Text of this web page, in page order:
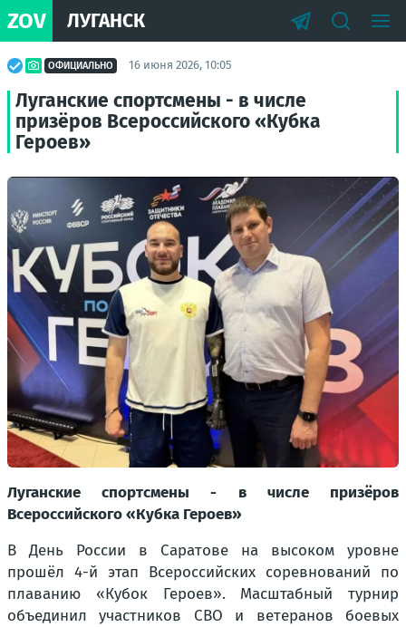
ZOV ЛУГАНСК
ОФИЦИАЛЬНО 16 июня 2026, 10:05
Луганские спортсмены - в числе
призёров Всероссийского «Кубка
Героев»
Луганские спортсмены - в числе призёров
Всероссийского «Кубка Героев»
В День России в Саратове на высоком уровне
прошёл 4-й этап Всероссийских соревнований по
плаванию «Кубок Героев». Масштабный турнир
объединил участников СВО и ветеранов боевых